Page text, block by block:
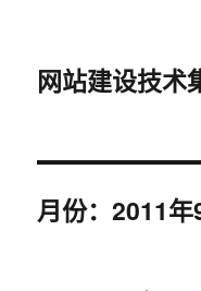
网站建设技术
月份：2011年